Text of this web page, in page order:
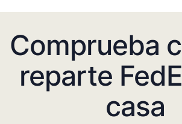
Comprueba
reparte
casa